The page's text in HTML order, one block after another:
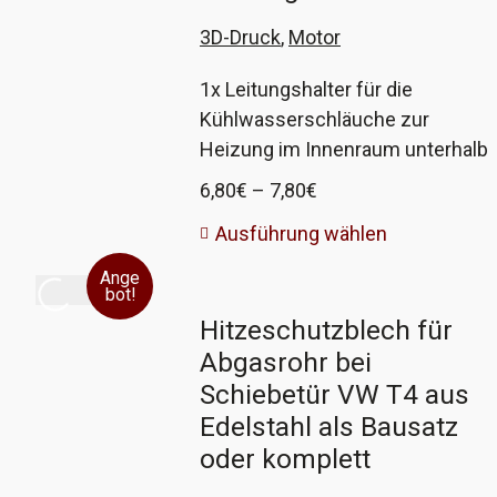
3D-Druck, Motor
1x Leitungshalter für die
Kühlwasserschläuche zur
Heizung im Innenraum unterhalb
des Ausgleichsbehälters VW T4.
Ausserdem sitzt der Doppelhalter
bei Doppelkabinenfahrzeugen am
Fahrgastraum. Dieser Halter hält
die beiden Schläuche unterhalb
des Ausgleichsbehälters oder am
Längsträger fest. Beim
freundlichen Händler nicht mehr
zu bekommen, also hier im 3D-
6,80€ – 7,80€
bis
Ausführung wählen
Ange
bot!
Hitzeschutzblech für
Abgasrohr bei
Schiebetür VW T4 aus
Edelstahl als Bausatz
oder komplett